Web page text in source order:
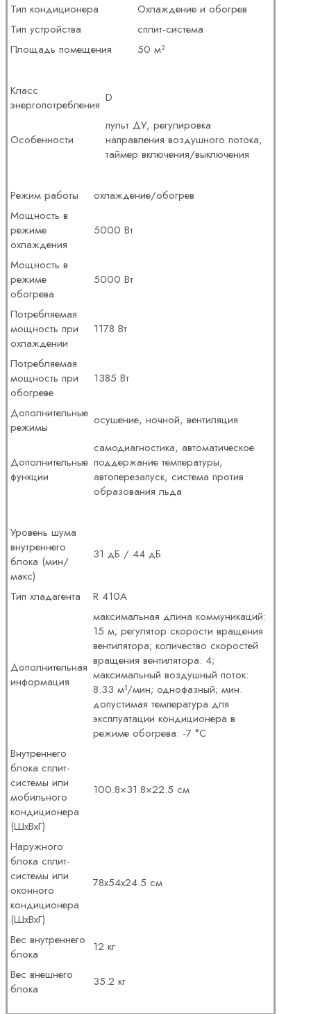
Тип кондиционера
Охлаждение и обогрев
Тип устройства
сплит-система
Площадь помещения
50 м²
Класс
энергопотребления D
Особенности
пульт ДУ, регулировка
направления воздушного потока,
таймер включения/выключения
Режим работы
охлаждение/обогрев
Мощность в
режиме
охлаждения
5000 Вт
Мощность в
режиме
обогрева
5000 Вт
Потребляемая
мощность при
охлаждении
1178 Вт
Потребляемая
мощность при
обогреве
1385 Вт
Дополнительные
режимы
осушение, ночной, вентиляция
Дополнительные
функции
самодиагностика, автоматическое
поддержание температуры,
автоперезапуск, система против
образования льда
Уровень шума
внутреннего
блока (мин/
макс)
31 дБ / 44 дБ
Тип хладагента R 410A
Дополнительная
информация
максимальная длина коммуникаций:
15 м; регулятор скорости вращения
вентилятора; количество скоростей
вращения вентилятора: 4;
максимальный воздушный поток:
8.33 м³/мин; однофазный; мин.
допустимая температура для
эксплуатации кондиционера в
режиме обогрева: -7 °C
Внутреннего
блока сплит-
системы или
мобильного
кондиционера
(ШxВxГ)
100.8×31.8×22.5 см
Наружного
блока сплит-
системы или
оконного
кондиционера
(ШxВxГ)
78x54x24.5 см
Вес внутреннего
блока
12 кг
Вес внешнего
блока
35.2 кг